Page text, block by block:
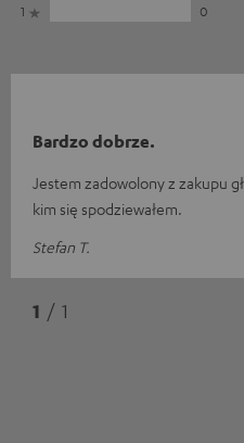
1
0
Bardzo dobrze.
Jestem zadowolony z zakupu
kim się spodziewałem.
Stefan T.
1 / 1